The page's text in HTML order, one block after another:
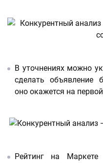
В уточнениях можно
сделать объявление
оно окажется на
Рейтинг на